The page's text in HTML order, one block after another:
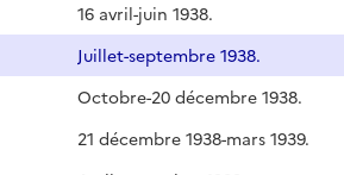
16 avril-juin 1938.
Juillet-septembre 1938.
Octobre-20 décembre 1938.
21 décembre 1938-mars 1939.